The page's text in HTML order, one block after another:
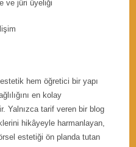
ve jüri üyeliği
hem öğretici bir yapı
en kolay
Yalnızca tarif veren bir blog
hikâyeyle harmanlayan,
estetiği ön planda tutan